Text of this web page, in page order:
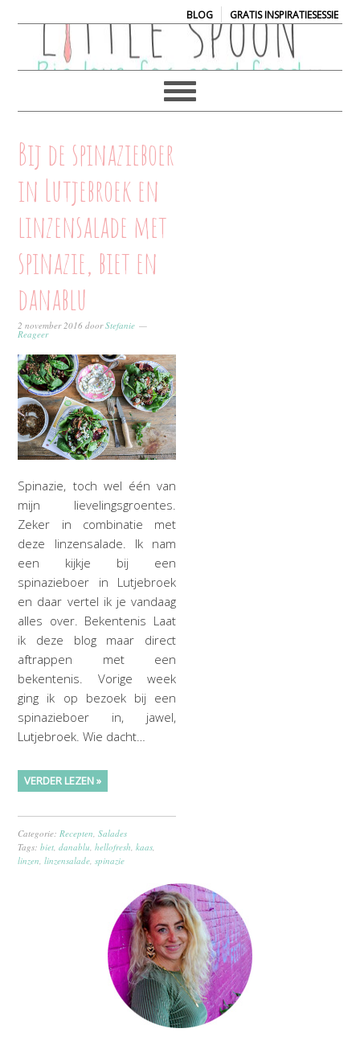
BLOG| GRATIS INSPIRATIESESSIE
Bij de spinazieboer
in Lutjebroek en
linzensalade met
spinazie, biet en
danablu
2 november 2016 doorStefanie
Reageer
Spinazie, toch wel één van
mijn lievelingsgroentes.
Zeker in combinatie met
deze linzensalade. Ik nam
een kijkje bij een
spinazieboer in Lutjebroek
en daar vertel ik je vandaag
alles over. Bekentenis Laat
ik deze blog maar direct
aftrappen met een
bekentenis. Vorige week
ging ik op bezoek bij een
spinazieboer in, jawel,
Lutjebroek. Wie dacht…
VERDER LEZEN »
Categorie: Recepten ,Salades
Tags:biet ,danablu ,hellofresh ,kaas
linzen ,linzensalade ,spinazie